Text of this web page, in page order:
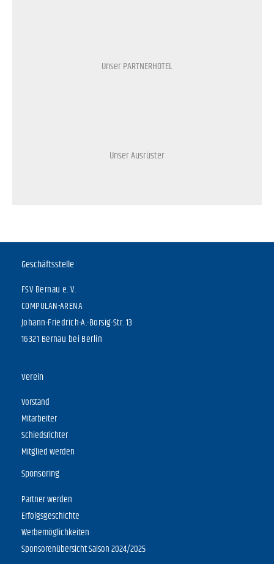
Unser PARTNERHOTEL
Unser Ausrüster
Geschäftsstelle
FSV Bernau e. V.
COMPULAN-ARENA
Johann-Friedrich-A.-Borsig-Str. 13
16321 Bernau bei Berlin
Verein
Vorstand
Mitarbeiter
Schiedsrichter
Mitglied werden
Sponsoring
Partner werden
Erfolgsgeschichte
Werbemöglichkeiten
Sponsorenübersicht Saison 2024/2025